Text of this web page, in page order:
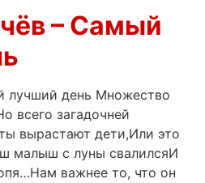
– Самый
лучший день Множество
всего загадочней
вырастают дети,Или это
малыш с луны свалилсяИ
важнее то, что он